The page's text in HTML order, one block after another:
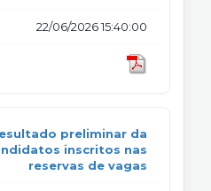
22/06/2026 15:40:00
preliminar da
inscritos nas
reservas de vagas